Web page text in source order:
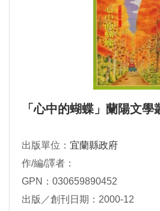
「心中的蝴蝶」蘭陽文學
出版單位： 宜蘭縣政府
作/編/譯者：
GPN：030659890452
出版／創刊日期：2000-12